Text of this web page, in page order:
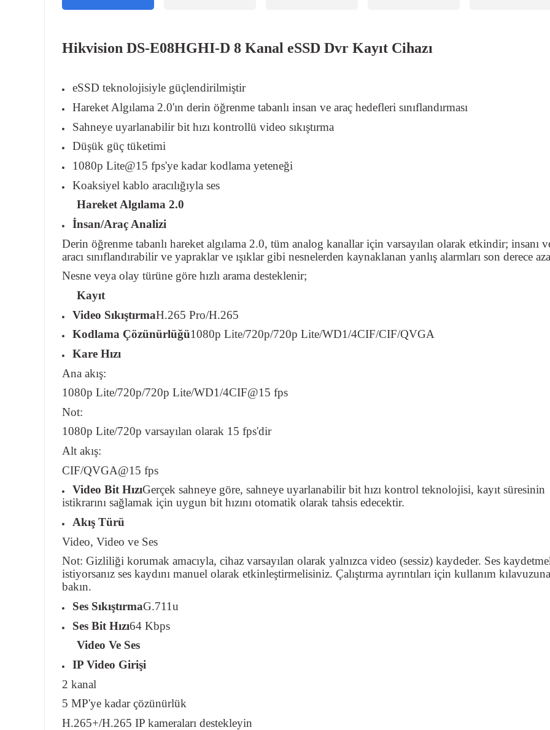
Hikvision DS-E08HGHI-D 8 Kanal eSSD Dvr Kayıt Cihazı
eSSD teknolojisiyle güçlendirilmiştir
Hareket Algılama 2.0'ın derin öğrenme tabanlı insan ve araç hedefleri sınıflandırması
Sahneye uyarlanabilir bit hızı kontrollü video sıkıştırma
Düşük güç tüketimi
1080p Lite@15 fps'ye kadar kodlama yeteneği
Koaksiyel kablo aracılığıyla ses
Hareket Algılama 2.0
İnsan/Araç Analizi
Derin öğrenme tabanlı hareket algılama 2.0, tüm analog kanallar için varsayılan olarak etkindir; insanı
aracı sınıflandırabilir ve yapraklar ve ışıklar gibi nesnelerden kaynaklanan yanlış alarmları son derece
Nesne veya olay türüne göre hızlı arama desteklenir;
Kayıt
Video SıkıştırmaH.265 Pro/H.265
Kodlama Çözünürlüğü1080p Lite/720p/720p Lite/WD1/4CIF/CIF/QVGA
Kare Hızı
Ana akış:
1080p Lite/720p/720p Lite/WD1/4CIF@15 fps
Not:
1080p Lite/720p varsayılan olarak 15 fps'dir
Alt akış:
CIF/QVGA@15 fps
Video Bit HızıGerçek sahneye göre, sahneye uyarlanabilir bit hızı kontrol teknolojisi, kayıt süresinin
istikrarını sağlamak için uygun bit hızını otomatik olarak tahsis edecektir.
Akış Türü
Video, Video ve Ses
Not: Gizliliği korumak amacıyla, cihaz varsayılan olarak yalnızca video (sessiz) kaydeder. Ses
istiyorsanız ses kaydını manuel olarak etkinleştirmelisiniz. Çalıştırma ayrıntıları için kullanım kılavuzuna
bakın.
Ses SıkıştırmaG.711u
Ses Bit Hızı64 Kbps
Video Ve Ses
IP Video Girişi
2 kanal
5 MP'ye kadar çözünürlük
H.265+/H.265 IP kameraları destekleyin